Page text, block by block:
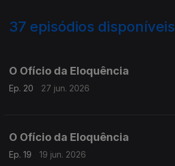
37 episódios disponíveis
O Ofício da Eloquência
Ep. 20 27 jun. 2026
O Ofício da Eloquência
Ep. 19 19 jun. 2026